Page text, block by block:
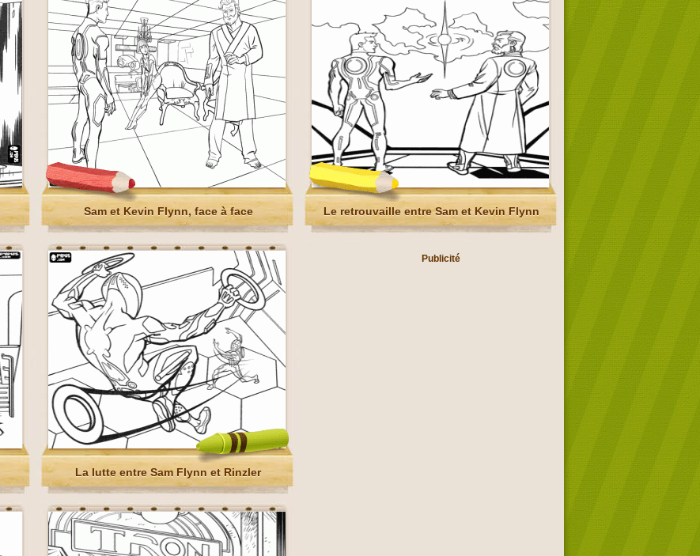
Sam et Kevin Flynn, face à face Le retrouvaille entre Sam et Kevin Flynn
La lutte entre Sam Flynn et Rinzler
Publicité